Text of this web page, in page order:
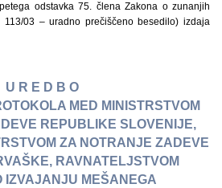
odstavka 75. člena Zakona o zunanjih
03 – uradno prečiščeno besedilo) izdaja
U R E D B O
MED MINISTRSTVOM
REPUBLIKE SLOVENIJE,
ZA NOTRANJE ZADEVE
RAVNATELJSTVOM
IZVAJANJU MEŠANEGA